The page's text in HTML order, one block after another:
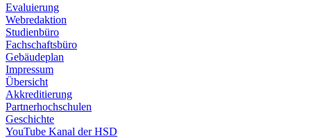
Evaluierung
Webredaktion
Studienbüro
Fachschaftsbüro
Gebäudeplan
Impressum
Übersicht
Akkreditierung
Partnerhochschulen
Geschichte
YouTube Kanal der HSD